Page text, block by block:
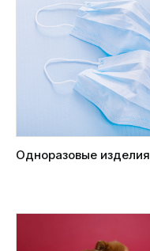
Одноразовые изделия